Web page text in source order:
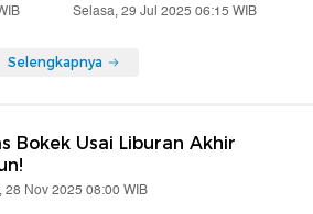
Selasa, 29 Jul 2025 06:15 WIB
Selengkapnya
Bokek Usai Liburan Akhir
28 Nov 2025 08:00 WIB